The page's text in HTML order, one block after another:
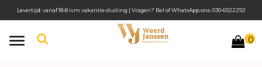
Toggle
0
Levertijd: vanaf 18-8 ivm vakantie sluiting | Vragen? Bel of WhatsApp ons: 030-6922292